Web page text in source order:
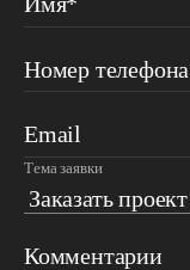
Номер
Email
Тема заявки
Комментарии